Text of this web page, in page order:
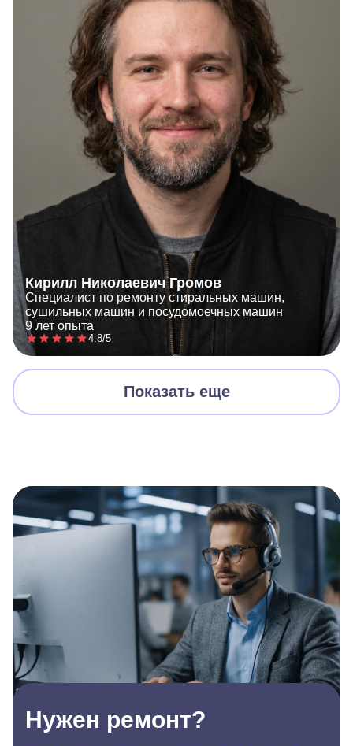
Кирилл Николаевич Громов
Специалист по ремонту стиральных машин,
сушильных машин и посудомоечных машин
9 лет опыта
4.8/5
Показать еще
Нужен ремонт?